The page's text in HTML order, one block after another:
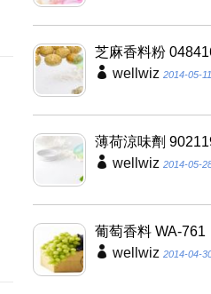
芝麻香料粉
wellwiz 2014-05-11
薄荷涼味劑
wellwiz 2014-05-
葡萄香料 WA-761
wellwiz 2014-04-